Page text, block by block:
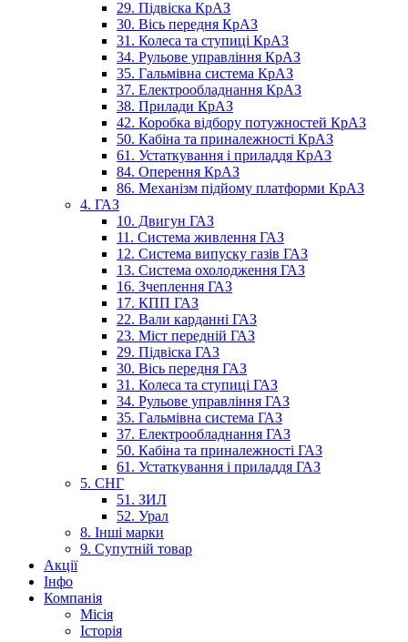
29. Підвіска КрАЗ
30. Вісь передня КрАЗ
31. Колеса та ступиці КрАЗ
34. Рульове управління КрАЗ
35. Гальмівна система КрАЗ
37. Електрообладнання КрАЗ
38. Прилади КрАЗ
42. Коробка відбору потужностей КрАЗ
50. Кабіна та приналежності КрАЗ
61. Устаткування і приладдя КрАЗ
84. Оперення КрАЗ
86. Механізм підйому платформи КрАЗ
4. ГАЗ
10. Двигун ГАЗ
11. Система живлення ГАЗ
12. Система випуску газів ГАЗ
13. Система охолодження ГАЗ
16. Зчеплення ГАЗ
17. КПП ГАЗ
22. Вали карданні ГАЗ
23. Міст передній ГАЗ
29. Підвіска ГАЗ
30. Вісь передня ГАЗ
31. Колеса та ступиці ГАЗ
34. Рульове управління ГАЗ
35. Гальмівна система ГАЗ
37. Електрообладнання ГАЗ
50. Кабіна та приналежності ГАЗ
61. Устаткування і приладдя ГАЗ
5. СНГ
51. ЗИЛ
52. Урал
8. Інші марки
9. Супутній товар
Акції
Інфо
Компанія
Місія
Історія